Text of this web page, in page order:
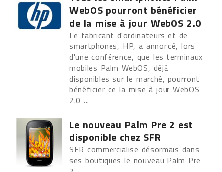
WebOS pourront bénéficier
de la mise à jour WebOS 2.0
Le fabricant d'ordinateurs et de
smartphones, HP, a annoncé, lors
d'une conférence, que les terminaux
mobiles Palm WebOS, déjà
disponibles sur le marché, pourront
bénéficier de la mise à jour WebOS
2.0 ...
Le nouveau Palm Pre 2 est
disponible chez SFR
SFR commercialise désormais dans
ses boutiques le nouveau Palm Pre